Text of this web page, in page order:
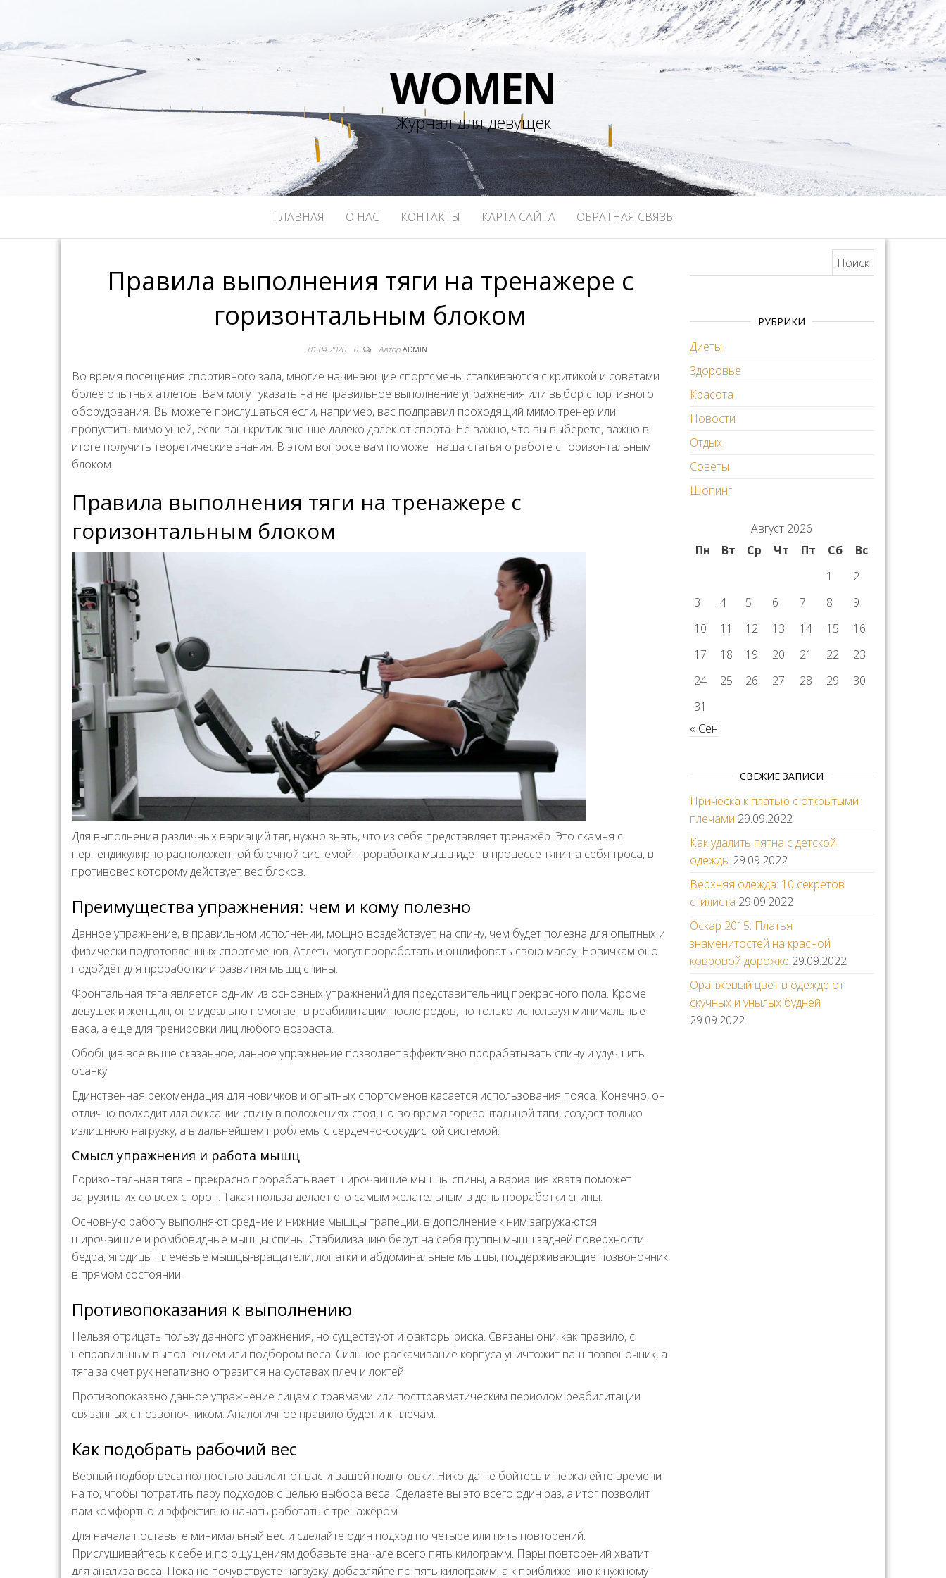
WOMEN
Журнал для девущек
ГЛАВНАЯ О НАС КОНТАКТЫ КАРТА САЙТА ОБРАТНАЯ СВЯЗЬ
Правила выполнения тяги на тренажере с
горизонтальным блоком
01.04.2020 0 Автор ADMIN
Во время посещения спортивного зала, многие начинающие спортсмены сталкиваются с критикой и советами
более опытных атлетов. Вам могут указать на неправильное выполнение упражнения или выбор спортивного
оборудования. Вы можете прислушаться если, например, вас подправил проходящий мимо тренер или
пропустить мимо ушей, если ваш критик внешне далеко далёк от спорта. Не важно, что вы выберете, важно в
итоге получить теоретические знания. В этом вопросе вам поможет наша статья о работе с горизонтальным
блоком.
Правила выполнения тяги на тренажере с
горизонтальным блоком
Для выполнения различных вариаций тяг, нужно знать, что из себя представляет тренажёр. Это скамья с
перпендикулярно расположенной блочной системой, проработка мышц идёт в процессе тяги на себя троса, в
противовес которому действует вес блоков.
Преимущества упражнения: чем и кому полезно
Данное упражнение, в правильном исполнении, мощно воздействует на спину, чем будет полезна для опытных и
физически подготовленных спортсменов. Атлеты могут проработать и ошлифовать свою массу. Новичкам оно
подойдёт для проработки и развития мышц спины.
Фронтальная тяга является одним из основных упражнений для представительниц прекрасного пола. Кроме
девушек и женщин, оно идеально помогает в реабилитации после родов, но только используя минимальные
васа, а еще для тренировки лиц любого возраста.
Обобщив все выше сказанное, данное упражнение позволяет эффективно прорабатывать спину и улучшить
осанку
Единственная рекомендация для новичков и опытных спортсменов касается использования пояса. Конечно, он
отлично подходит для фиксации спину в положениях стоя, но во время горизонтальной тяги, создаст только
излишнюю нагрузку, а в дальнейшем проблемы с сердечно-сосудистой системой.
Смысл упражнения и работа мышц
Горизонтальная тяга – прекрасно прорабатывает широчайшие мышцы спины, а вариация хвата поможет
загрузить их со всех сторон. Такая польза делает его самым желательным в день проработки спины.
Основную работу выполняют средние и нижние мышцы трапеции, в дополнение к ним загружаются
широчайшие и ромбовидные мышцы спины. Стабилизацию берут на себя группы мышц задней поверхности
бедра, ягодицы, плечевые мышцы-вращатели, лопатки и абдоминальные мышцы, поддерживающие позвоночник
в прямом состоянии.
Противопоказания к выполнению
Нельзя отрицать пользу данного упражнения, но существуют и факторы риска. Связаны они, как правило, с
неправильным выполнением или подбором веса. Сильное раскачивание корпуса уничтожит ваш позвоночник, а
тяга за счет рук негативно отразится на суставах плеч и локтей.
Противопоказано данное упражнение лицам с травмами или посттравматическим периодом реабилитации
связанных с позвоночником. Аналогичное правило будет и к плечам.
Как подобрать рабочий вес
Верный подбор веса полностью зависит от вас и вашей подготовки. Никогда не бойтесь и не жалейте времени
на то, чтобы потратить пару подходов с целью выбора веса. Сделаете вы это всего один раз, а итог позволит
вам комфортно и эффективно начать работать с тренажёром.
Для начала поставьте минимальный вес и сделайте один подход по четыре или пять повторений.
Прислушивайтесь к себе и по ощущениям добавьте вначале всего пять килограмм. Пары повторений хватит
для анализа веса. Пока не почувствуете нагрузку, добавляйте по пять килограмм, а к приближению к нужному
РУБРИКИ
Диеты
Здоровье
Красота
Новости
Отдых
Советы
Шопинг
Август 2026
Пн
Вт Ср Чт Пт Сб
Вс
1
2
3
4 5 6 7 8
9
10
11 12 13 14 15
16
17
18 19 20 21 22
23
24
25 26 27 28 29
30
31
« Сен
СВЕЖИЕ ЗАПИСИ
Прическа к платью с открытыми
плечами 29.09.2022
Как удалить пятна с детской
одежды 29.09.2022
Верхняя одежда: 10 секретов
стилиста 29.09.2022
Оскар 2015: Платья
знаменитостей на красной
ковровой дорожке 29.09.2022
Оранжевый цвет в одежде от
скучных и унылых будней
29.09.2022